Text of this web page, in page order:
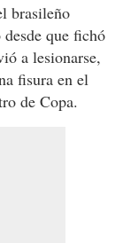
brasileño
que fichó
a lesionarse,
fisura en el
de Copa.